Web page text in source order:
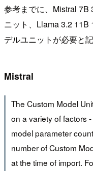
参考までに、Mistral 7B
ニット、Llama 3.2 11B
デルユニットが必要と
Mistral
The Custom Model
on a variety of factors
model parameter
number of Custom
at the time of import.